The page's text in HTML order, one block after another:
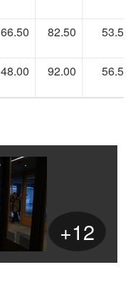
66.50 82.50 53.50
48.00 92.00 56.50
+12